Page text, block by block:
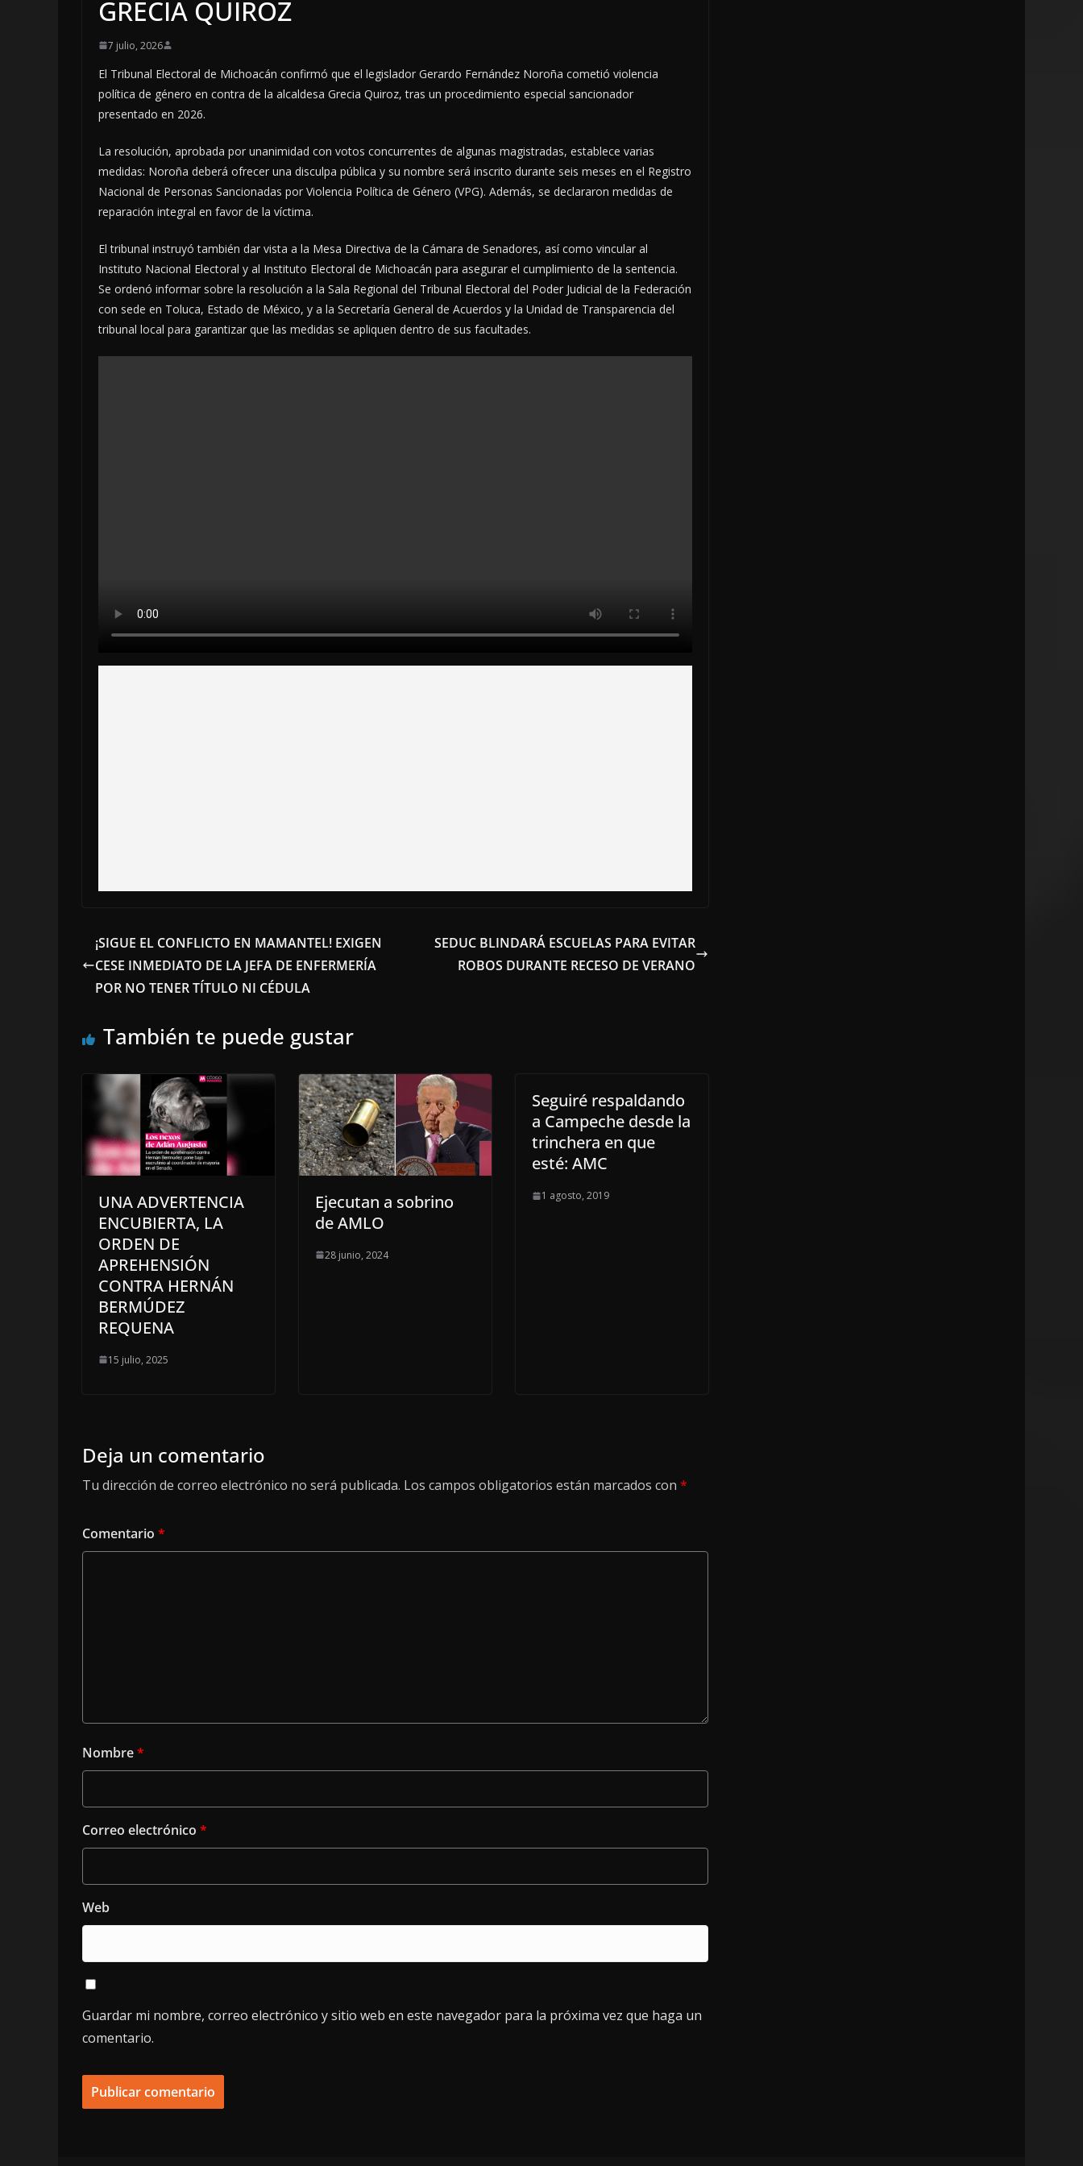
GRECIA QUIROZ
7 julio, 2026
El Tribunal Electoral de Michoacán confirmó que el legislador Gerardo Fernández Noroña cometió violencia
política de género en contra de la alcaldesa Grecia Quiroz, tras un procedimiento especial sancionador
presentado en 2026.
La resolución, aprobada por unanimidad con votos concurrentes de algunas magistradas, establece varias
medidas: Noroña deberá ofrecer una disculpa pública y su nombre será inscrito durante seis meses en el Registro
Nacional de Personas Sancionadas por Violencia Política de Género (VPG). Además, se declararon medidas de
reparación integral en favor de la víctima.
El tribunal instruyó también dar vista a la Mesa Directiva de la Cámara de Senadores, así como vincular al
Instituto Nacional Electoral y al Instituto Electoral de Michoacán para asegurar el cumplimiento de la sentencia.
Se ordenó informar sobre la resolución a la Sala Regional del Tribunal Electoral del Poder Judicial de la Federación
con sede en Toluca, Estado de México, y a la Secretaría General de Acuerdos y la Unidad de Transparencia del
tribunal local para garantizar que las medidas se apliquen dentro de sus facultades.
¡SIGUE EL CONFLICTO EN MAMANTEL! EXIGEN
CESE INMEDIATO DE LA JEFA DE ENFERMERÍA
POR NO TENER TÍTULO NI CÉDULA
SEDUC BLINDARÁ ESCUELAS PARA EVITAR
ROBOS DURANTE RECESO DE VERANO
También te puede gustar
UNA ADVERTENCIA
ENCUBIERTA, LA
ORDEN DE
APREHENSIÓN
CONTRA HERNÁN
BERMÚDEZ
REQUENA
15 julio, 2025
Ejecutan a sobrino
de AMLO
28 junio, 2024
Seguiré respaldando
a Campeche desde la
trinchera en que
esté: AMC
1 agosto, 2019
Deja un comentario
Tu dirección de correo electrónico no será publicada. Los campos obligatorios están marcados con *
Comentario *
Nombre*
Correo electrónico *
Web
Guardar mi nombre, correo electrónico y sitio web en este navegador para la próxima vez que haga un
comentario.